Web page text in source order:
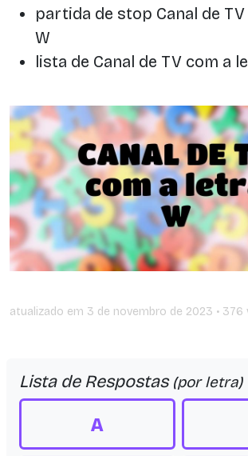
partida de stop Canal de
W
lista de Canal de TV com a
atualizado em 3 de novembro de 2023 • 376
Lista de Respostas (por letra)
A